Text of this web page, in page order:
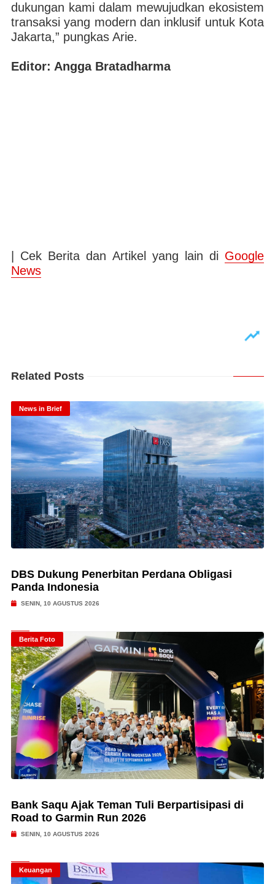
dukungan kami dalam mewujudkan ekosistem
transaksi yang modern dan inklusif untuk Kota
Jakarta,” pungkas Arie.
Editor: Angga Bratadharma
| Cek Berita dan Artikel yang lain di Google
News
Related Posts
News in Brief
DBS Dukung Penerbitan Perdana Obligasi
Panda Indonesia
SENIN, 10 AGUSTUS 2026
Berita Foto
Bank Saqu Ajak Teman Tuli Berpartisipasi di
Road to Garmin Run 2026
SENIN, 10 AGUSTUS 2026
Keuangan